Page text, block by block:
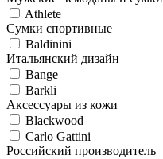
Athlete
Сумки спортивные
Baldinini
Итальянский дизайн
Bange
Barkli
Аксессуары из кожи
Blackwood
Carlo Gattini
Российский производитель